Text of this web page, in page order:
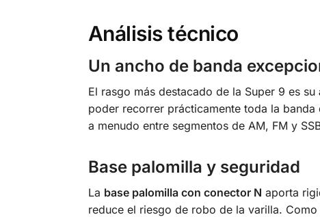
Análisis técnico
Un ancho de banda
El rasgo más destacado de la Super 9 es su
poder recorrer prácticamente toda la
a menudo entre segmentos de AM, FM y
Base palomilla y seguridad
La base palomilla con conector N aporta
reduce el riesgo de robo de la varilla.